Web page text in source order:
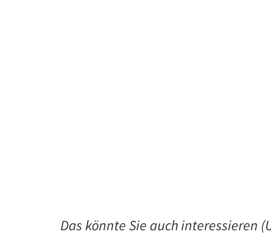
Das könnte Sie auch interessieren